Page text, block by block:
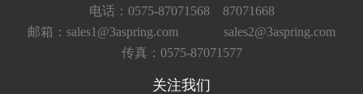
电话：0575-87071568 87071668
邮箱：sales1@3aspring.com
sales2@3aspring.com
传真：0575-87071577
关注我们